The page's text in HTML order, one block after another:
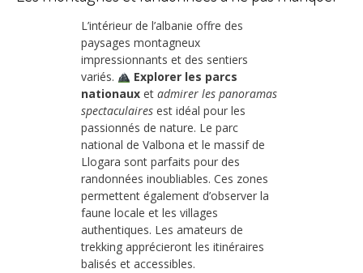
L’intérieur de l’albanie offre des
paysages montagneux
impressionnants et des sentiers
variés.
Explorer les parcs
nationaux et admirer les panoramas
spectaculaires est idéal pour les
passionnés de nature. Le parc
national de Valbona et le massif de
Llogara sont parfaits pour des
randonnées inoubliables. Ces zones
permettent également d’observer la
faune locale et les villages
authentiques. Les amateurs de
trekking apprécieront les itinéraires
balisés et accessibles.